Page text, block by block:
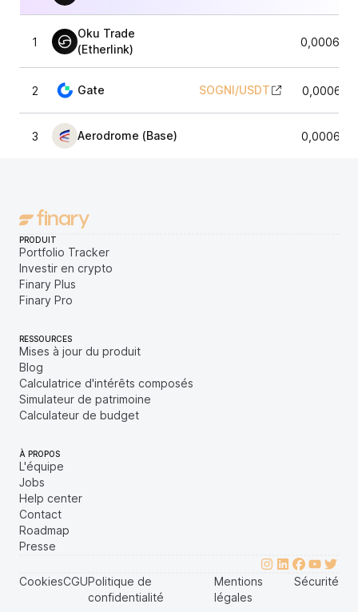
1
Oku Trade
(Etherlink)
2 Gate SOGNI/USDT
3 Aerodrome (Base)
PRODUIT
Portfolio Tracker
Investir en crypto
Finary Plus
Finary Pro
RESSOURCES
Mises à jour du produit
Blog
Calculatrice d'intérêts composés
Simulateur de patrimoine
Calculateur de budget
À PROPOS
L'équipe
Jobs
Help center
Contact
Roadmap
Presse
CookiesCGUPolitique de
confidentialité
Mentions
légales
Sécurité